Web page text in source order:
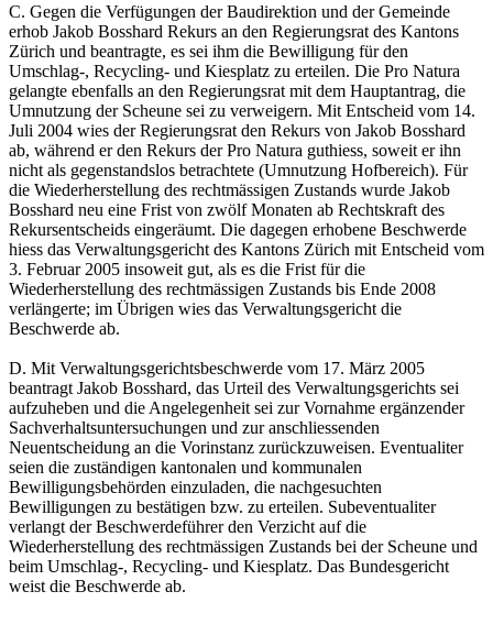
C. Gegen die Verfügungen der Baudirektion und der Gemeinde
erhob Jakob Bosshard Rekurs an den Regierungsrat des Kantons
Zürich und beantragte, es sei ihm die Bewilligung für den
Umschlag-, Recycling- und Kiesplatz zu erteilen. Die Pro Natura
gelangte ebenfalls an den Regierungsrat mit dem Hauptantrag, die
Umnutzung der Scheune sei zu verweigern. Mit Entscheid vom 14.
Juli 2004 wies der Regierungsrat den Rekurs von Jakob Bosshard
ab, während er den Rekurs der Pro Natura guthiess, soweit er ihn
nicht als gegenstandslos betrachtete (Umnutzung Hofbereich). Für
die Wiederherstellung des rechtmässigen Zustands wurde Jakob
Bosshard neu eine Frist von zwölf Monaten ab Rechtskraft des
Rekursentscheids eingeräumt. Die dagegen erhobene Beschwerde
hiess das Verwaltungsgericht des Kantons Zürich mit Entscheid vom
3. Februar 2005 insoweit gut, als es die Frist für die
Wiederherstellung des rechtmässigen Zustands bis Ende 2008
verlängerte; im Übrigen wies das Verwaltungsgericht die
Beschwerde ab.
D. Mit Verwaltungsgerichtsbeschwerde vom 17. März 2005
beantragt Jakob Bosshard, das Urteil des Verwaltungsgerichts sei
aufzuheben und die Angelegenheit sei zur Vornahme ergänzender
Sachverhaltsuntersuchungen und zur anschliessenden
Neuentscheidung an die Vorinstanz zurückzuweisen. Eventualiter
seien die zuständigen kantonalen und kommunalen
Bewilligungsbehörden einzuladen, die nachgesuchten
Bewilligungen zu bestätigen bzw. zu erteilen. Subeventualiter
verlangt der Beschwerdeführer den Verzicht auf die
Wiederherstellung des rechtmässigen Zustands bei der Scheune und
beim Umschlag-, Recycling- und Kiesplatz. Das Bundesgericht
weist die Beschwerde ab.